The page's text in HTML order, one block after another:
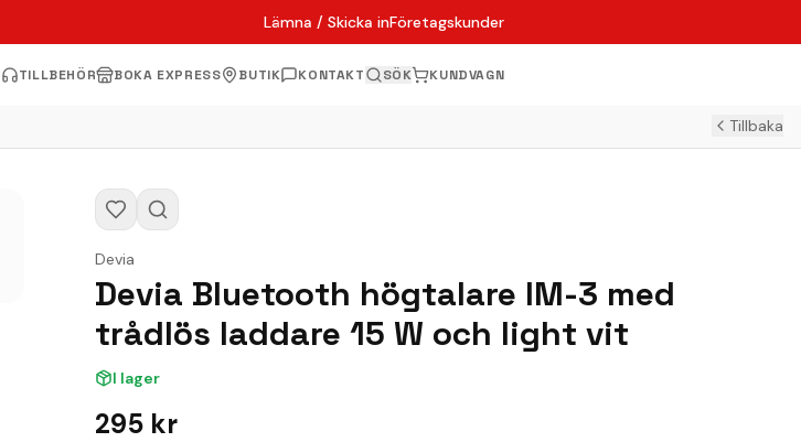
Lämna / Skicka inFöretagskunder
TILLBEHÖR BOKA EXPRESS BUTIK KONTAKT SÖK KUNDVAGN
Tillbaka
Devia
Devia Bluetooth högtalare IM-3 med
trådlös laddare 15 W och light vit
I lager
295 kr